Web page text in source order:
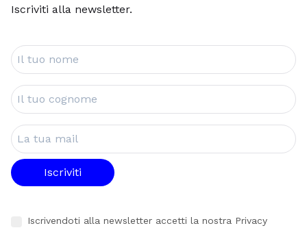
Iscriviti alla newsletter.
Il tuo nome
Il tuo cognome
La tua mail
Iscriviti
Iscrivendoti alla newsletter accetti la nostra Privacy